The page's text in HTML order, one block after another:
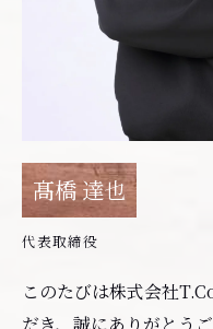
髙橋 達也
代表取締役
このたびは株式会社